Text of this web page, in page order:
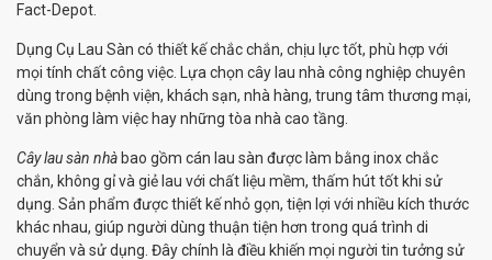
Fact-Depot.
Dụng Cụ Lau Sàn có thiết kế chắc chắn, chịu lực tốt, phù hợp với
mọi tính chất công việc. Lựa chọn cây lau nhà công nghiệp chuyên
dùng trong bệnh viện, khách sạn, nhà hàng, trung tâm thương mại,
văn phòng làm việc hay những tòa nhà cao tầng.
Cây lau sàn nhà bao gồm cán lau sàn được làm bằng inox chắc
chắn, không gỉ và giẻ lau với chất liệu mềm, thấm hút tốt khi sử
dụng. Sản phẩm được thiết kế nhỏ gọn, tiện lợi với nhiều kích thước
khác nhau, giúp người dùng thuận tiện hơn trong quá trình di
chuyển và sử dụng. Đây chính là điều khiến mọi người tin tưởng sử